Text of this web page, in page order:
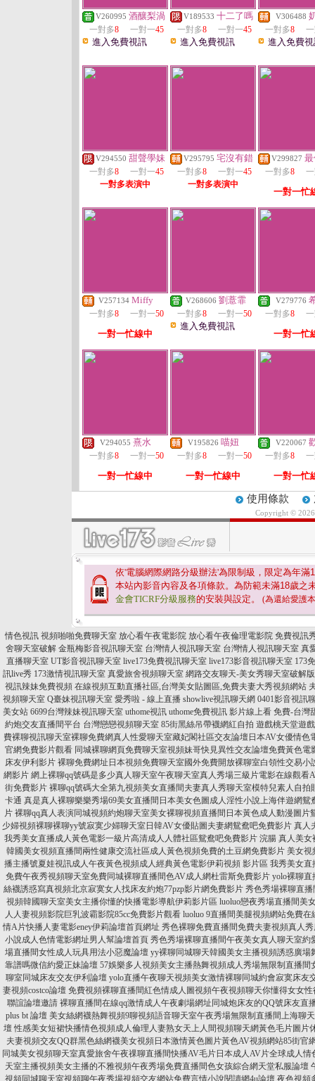
V260995 酒釀梨渦
一對多8 一對一45
進入免費視訊
V189533 十二了嗎
一對多8 一對一45
進入免費視訊
V306488
一對多8
進入免費
V294550 甜聲學妹
一對多8 一對一45
一對多表演中
V295795 宅沒有錯
一對多8 一對一45
一對多表演中
V299827
一對多8
一對一忙
V257134 Miffy
一對多8 一對一50
一對一忙線中
V268606 劉薏霏
一對多8 一對一50
進入免費視訊
V279776
一對多8
一對一忙
V294055 熹水
一對多8 一對一50
一對一忙線中
V195826 喵妞
一對多8 一對一50
一對一忙線中
V220067
一對多8
一對一忙
使用條款
Copyright ©
依'電腦網際網路分級辦法'為限制級，限定為年滿
本站內影音內容及各項條款。為防範未滿18歲之
金會TICRF分級服務的安裝與設定。 (為還給愛護
情色視訊 視頻啪啪免費聊天室 放心看午夜電影院 放心看午夜倫理電影院 免費視訊
舍聊天室破解 金瓶梅影音視訊聊天室 台灣情人視訊聊天室 台灣情人視訊聊天室 真
直播聊天室 UT影音視訊聊天室 live173免費視訊聊天室 live173影音視訊聊天室 173
訊live秀 173激情視訊聊天室 真愛旅舍視頻聊天室 網路交友聊天-美女秀聊天室破解版
視訊辣妹免費視頻 在線視頻互動直播社區,台灣美女貼圖區,免費夫妻大秀視頻網站
視頻聊天室 Q臺妹視訊聊天室 愛秀啦 - 線上直播 showlive視訊聊天網 0401影音視訊
美女站 6699台灣辣妹視訊聊天室 uthome視訊 uthome免費視訊 影片線上看 免費-台灣
約炮交友直播間平台 台灣戀戀視頻聊天室 85街黑絲吊帶襪網紅自拍 遊戲桃天堂遊戲
費裸聊視訊聊天室裸聊免費網真人性愛聊天室藏妃閣社區交友論壇日本AV女優情色
官網免費影片觀看 同城裸聊網頁免費聊天室視頻妹哥快見異性交友論壇免費黃色
床友伊利影片 裸聊免費網址日本視頻免費聊天室國外免費開放裸聊室白領性交易小
網影片 網上裸聊qq號碼是多少真人聊天室午夜聊天室真人秀場三級片電影在線觀看
街免費影片 裸聊qq號碼大全第九視頻美女直播間夫妻真人秀聊天室模特兒素人自拍
卡通 真是真人裸聊樂樂秀場69美女直播間日本美女色圖成人淫性小說上海伴遊網鴛
片 裸聊qq真人表演同城視頻約炮聊天室美女裸聊視頻直播間日本黃色成人動漫圖片
少婦視頻裸聊裸聊yy號寂寞少婦聊天室日韓AV女優貼圖夫妻網鴛鴦吧免費影片 真人
我秀美女直播成人黃色電影一級片高清成人人體社區鴛鴦吧免費影片 浣腸 真人美女
韓國美女視頻直播間兩性健康交流社區成人黃色視頻免費的土豆網免費影片 美女視
播主播號夏娃視訊成人午夜黃色視頻成人經典黃色電影伊莉視頻 影片區 我秀美女直
免費午夜秀視頻聊天室免費同城裸聊直播間色AV成人網杜雷斯免費影片 yolo裸聊
絲襪誘惑寫真視頻北京寂寞女人找床友約炮77pzp影片網免費影片 秀色秀場裸聊直
視頻韓國聊天室美女主播你懂的快播電影導航伊莉影片區 luoluo戀夜秀場直播間美
人人妻視頻影院巨乳波霸影院85cc免費影片觀看 luoluo 9直播間美腿視頻網站免費
情A片快播人妻電影eney伊莉論壇首頁網址 秀色裸聊免費直播間免費夫妻視頻真人
小說成人色情電影網址男人幫論壇首頁 秀色秀場裸聊直播間午夜美女真人聊天室
場直播間女性成人玩具用法小惡魔論壇 yy裸聊同城聊天韓國美女主播視頻誘惑廣
靠譜嗎微信約愛正妹論壇 57娛樂多人視頻美女主播熱舞視頻成人秀場無限制直播
聊室同城床友交友伊利論壇 yolo直播午夜聊天視頻美女激情裸聊同城約會寂寞床友
妻視頻costco論壇 免費視頻裸聊直播間紅色情成人圖視頻午夜視頻聊天你懂得女女
聯誼論壇邀請 裸聊直播間在線qq激情成人午夜劇場網址同城炮床友的QQ號床友直
plus bt 論壇 美女絲網襪熱舞視頻9聊視頻語音聊天室午夜秀場無限制直播間上海聊
壇 性感美女短裙快播情色視頻成人倫理人妻熟女天上人間視頻聊天網黃色毛片圖片
夫妻視頻交友QQ群黑色絲網襪美女視頻日本激情黃色圖片黃色AV視頻網站85街官
同城美女視頻聊天室真愛旅舍午夜祼聊直播間快播AV毛片日本成人AV片全球成人情
天室主播視頻美女主播的不雅視頻午夜秀場免費直播間色女孩綜合網天堂私服論壇
視頻同城聊天室視頻聊午夜秀場視頻交友網站免費言情小說閱讀網4u論壇 夜色視頻